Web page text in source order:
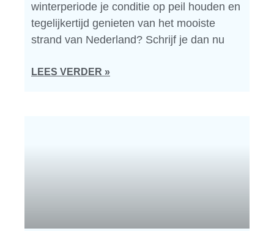
winterperiode je conditie op peil houden en
tegelijkertijd genieten van het mooiste
strand van Nederland? Schrijf je dan nu
LEES VERDER »